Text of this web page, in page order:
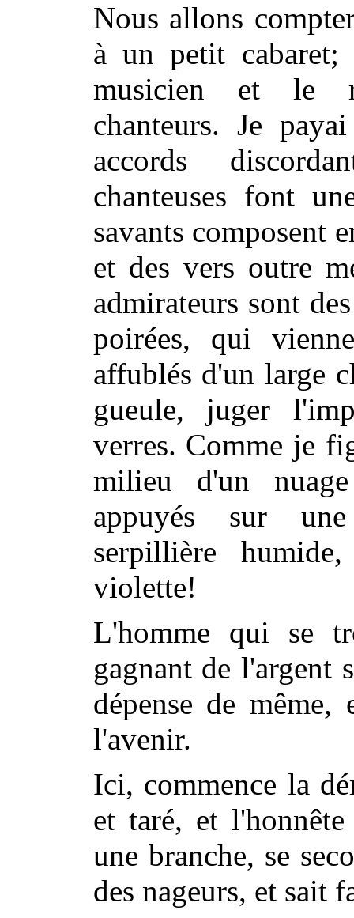
Nous allons
à un petit
musicien et le
chanteurs. Je
accords
chanteuses font
savants composent
et des vers outre
admirateurs sont
poirées, qui
affublés d'un large
gueule, juger
verres. Comme je
milieu d'un
appuyés sur
serpillière
violette!
L'homme qui se
gagnant de l'argent
dépense de
l'avenir.
Ici, commence la
et taré, et
une branche, se
des nageurs, et sait